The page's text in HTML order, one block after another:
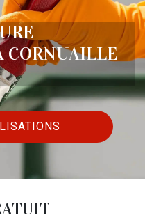
CORNUAILLE